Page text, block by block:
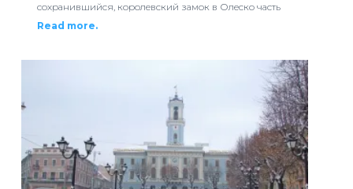
сохранившийся, королевский замок в Олеско часть
Read more.